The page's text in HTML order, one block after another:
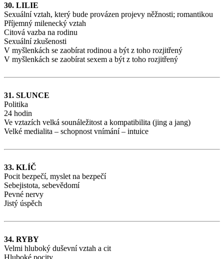
30. LILIE
Sexuální vztah, který bude provázen projevy něžnosti; romantikou
Příjemný milenecký vztah
Citová vazba na rodinu
Sexuální zkušenosti
V myšlenkách se zaobírat rodinou a být z toho rozjitřený
V myšlenkách se zaobírat sexem a být z toho rozjitřený
31. SLUNCE
Politika
24 hodin
Ve vztazích velká sounáležitost a kompatibilita (jing a jang)
Velké medialita – schopnost vnímání – intuice
33. KLÍČ
Pocit bezpečí, myslet na bezpečí
Sebejistota, sebevědomí
Pevné nervy
Jistý úspěch
34. RYBY
Velmi hluboký duševní vztah a cit
Hluboké pocity